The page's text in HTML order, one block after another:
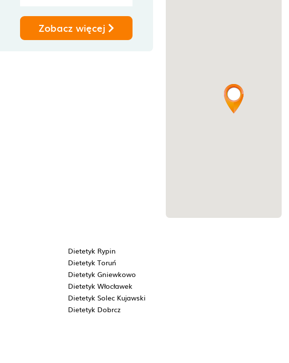
Zobacz więcej
Dietetyk Rypin
Dietetyk Toruń
Dietetyk Gniewkowo
Dietetyk Włocławek
Dietetyk Solec Kujawski
Dietetyk Dobrcz